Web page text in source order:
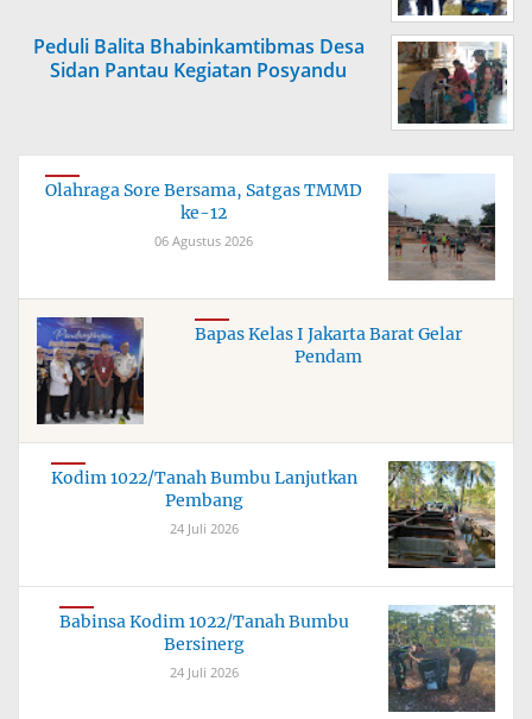
Peduli Balita Bhabinkamtibmas Desa
Sidan Pantau Kegiatan Posyandu
Olahraga Sore Bersama, Satgas TMMD
ke-12
06 Agustus 2026
Bapas Kelas I Jakarta Barat Gelar
Pendam
Kodim 1022/Tanah Bumbu Lanjutkan
Pembang
24 Juli 2026
Babinsa Kodim 1022/Tanah Bumbu
Bersinerg
24 Juli 2026